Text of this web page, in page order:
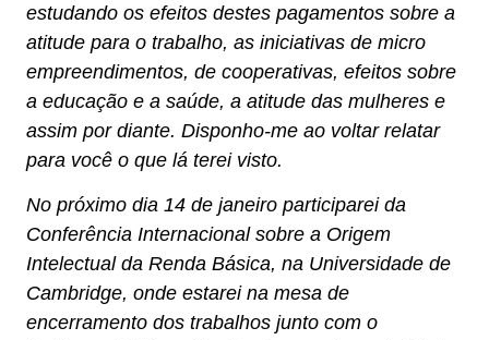
estudando os efeitos destes pagamentos sobre a
atitude para o trabalho, as iniciativas de micro
empreendimentos, de cooperativas, efeitos sobre
a educação e a saúde, a atitude das mulheres e
assim por diante. Disponho-me ao voltar relatar
para você o que lá terei visto.
No próximo dia 14 de janeiro participarei da
Conferência Internacional sobre a Origem
Intelectual da Renda Básica, na Universidade de
Cambridge, onde estarei na mesa de
encerramento dos trabalhos junto com o